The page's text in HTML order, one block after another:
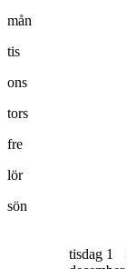
mån
tis
ons
tors
fre
lör
sön
tisdag 1